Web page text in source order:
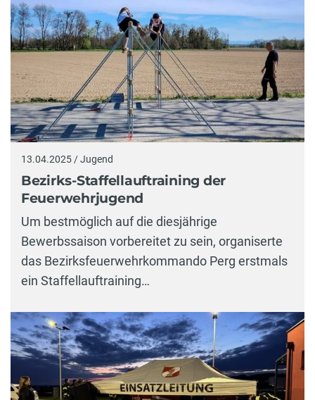
13.04.2025 / Jugend
Bezirks-Staffellauftraining der
Feuerwehrjugend
Um bestmöglich auf die diesjährige
Bewerbssaison vorbereitet zu sein, organiserte
das Bezirksfeuerwehrkommando Perg erstmals
ein Staffellauftraining…